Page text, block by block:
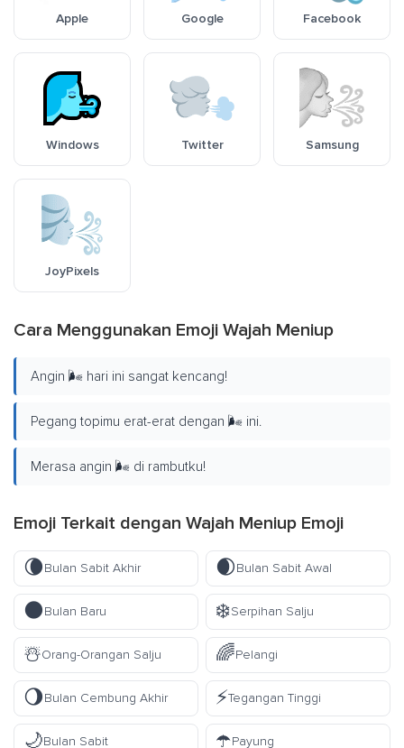
Apple Google Facebook
Windows Twitter Samsung
JoyPixels
Cara Menggunakan Emoji Wajah Meniup
Angin 🌬️ hari ini sangat kencang!
Pegang topimu erat-erat dengan 🌬️ ini.
Merasa angin 🌬️ di rambutku!
Emoji Terkait dengan Wajah Meniup Emoji
🌘Bulan Sabit Akhir 🌒Bulan Sabit Awal
🌑Bulan Baru ❄️Serpihan Salju
☃️Orang-Orangan Salju 🌈Pelangi
🌖Bulan Cembung Akhir ⚡Tegangan Tinggi
🌙Bulan Sabit ☂️Payung